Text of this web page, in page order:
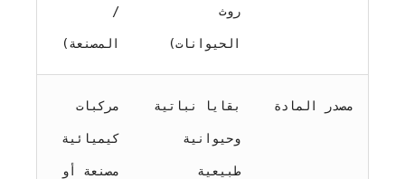
روث
الحيوانات)
/
المصنعة)
مصدر المادة بقايا نباتية
وحيوانية
طبيعية
مركبات
كيميائية
مصنعة أو